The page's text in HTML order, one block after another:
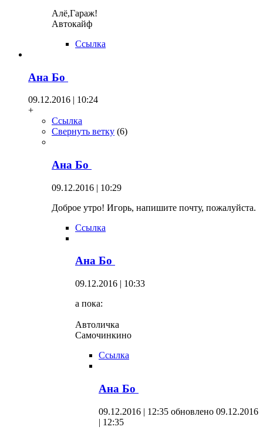
Алё,Гараж!
Автокайф
Ссылка
Ана Бо
09.12.2016 | 10:24
+
Ссылка
Свернуть ветку (6)
Ана Бо
09.12.2016 | 10:29
Доброе утро! Игорь, напишите почту, пожалуйста.
Ссылка
Ана Бо
09.12.2016 | 10:33
а пока:
Автоличка
Самочинкино
Ссылка
Ана Бо
09.12.2016 | 12:35 обновлено 09.12.2016
| 12:35